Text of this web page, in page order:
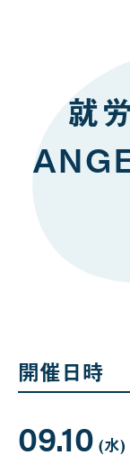
就
開催日時
09.10月
(水日
)